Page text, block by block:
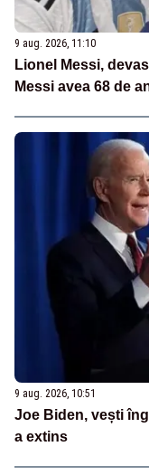
9 aug. 2026, 11:10
Lionel Messi,
Messi avea 68 de
9 aug. 2026, 10:51
Joe Biden, vești
a extins